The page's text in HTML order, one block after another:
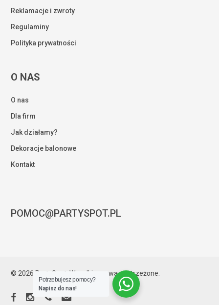
ZOBACZ KOSZYK
Reklamacje i zwroty
Regulaminy
Polityka prywatności
O NAS
O nas
Dla firm
Jak działamy?
Dekoracje balonowe
Kontakt
POMOC@PARTYSPOT.PL
© 2026 PartySpot. Wszelkie prawa zastrzeżone.
facebookinstagramphoneemail
Potrzebujesz pomocy?
Napisz do nas!